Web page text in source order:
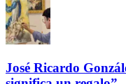
José Ricardo